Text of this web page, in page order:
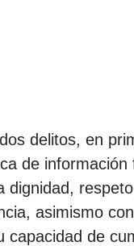
delitos, en
de
dignidad,
asimismo
capacidad de